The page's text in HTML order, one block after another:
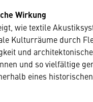
Wirkung
wie textile
Kulturräume durch
und
und so vielfältige
eines